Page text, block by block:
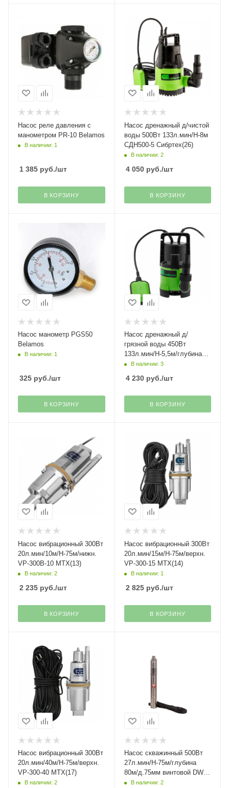
Насос реле давления с
манометром PR-10 Belamos
В наличии: 1
1 385 руб./шт
В КОРЗИНУ
Насос дренажный д/чистой
воды 500Вт 133л.мин/Н-8м
СДН500-5 Сибртех(26)
В наличии: 2
4 050руб./шт
В КОРЗИНУ
Насос манометр PGS50
Belamos
В наличии: 1
325 руб./шт
В КОРЗИНУ
Насос дренажный д/
грязной воды 450Вт
133л.мин/Н-5,5м/глубина
7м/частицы 35мм СДН450-
В наличии: 3
4 230руб./шт
В КОРЗИНУ
Насос вибрационный 300Вт
20л.мин/10м/Н-75м/нижн.
VP-300В-10 МТХ(13)
В наличии: 2
2 235 руб./шт
В КОРЗИНУ
Насос вибрационный 300Вт
20л.мин/15м/Н-75м/верхн.
VP-300-15 МТХ(14)
В наличии: 1
2 825руб./шт
В КОРЗИНУ
Насос вибрационный 300Вт
20л.мин/40м/Н-75м/верхн.
VP-300-40 МТХ(17)
В наличии: 2
Насос скважинный 500Вт
27л.мин/Н-75м/глубина
80м/д.75мм винтовой DWS-
3-75 Denzel(27)
В наличии: 2